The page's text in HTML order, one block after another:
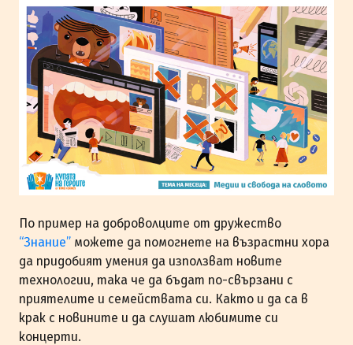
По пример на доброволците от дружество
“Знание” можете да помогнете на възрастни хора
да придобият умения да използват новите
технологии, така че да бъдат по-свързани с
приятелите и семействата си. Както и да са в
крак с новините и да слушат любимите си
концерти.